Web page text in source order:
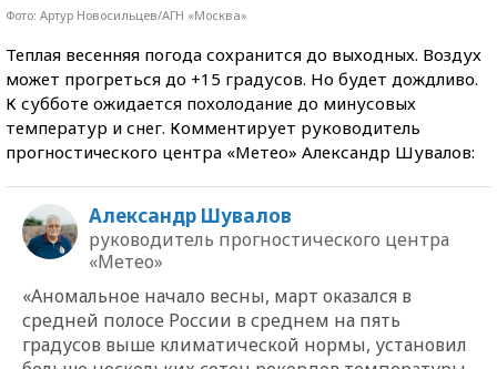
Фото: Артур Новосильцев/АГН «Москва»
Теплая весенняя погода сохранится до выходных. Воздух
может прогреться до +15 градусов. Но будет дождливо.
К субботе ожидается похолодание до минусовых
температур и снег. Комментирует руководитель
прогностического центра «Метео» Александр Шувалов:
Александр Шувалов
руководитель прогностического центра
«Метео»
«Аномальное начало весны, март оказался в
средней полосе России в среднем на пять
градусов выше климатической нормы, установил